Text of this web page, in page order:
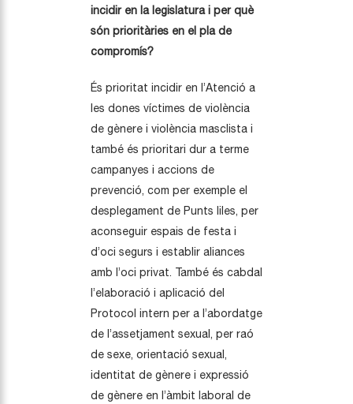
incidir en la legislatura i per què
són prioritàries en el pla de
compromís?
És prioritat incidir en l’Atenció a
les dones víctimes de violència
de gènere i violència masclista i
també és prioritari dur a terme
campanyes i accions de
prevenció, com per exemple el
desplegament de Punts liles, per
aconseguir espais de festa i
d’oci segurs i establir aliances
amb l’oci privat. També és cabdal
l’elaboració i aplicació del
Protocol intern per a l’abordatge
de l’assetjament sexual, per raó
de sexe, orientació sexual,
identitat de gènere i expressió
de gènere en l’àmbit laboral de